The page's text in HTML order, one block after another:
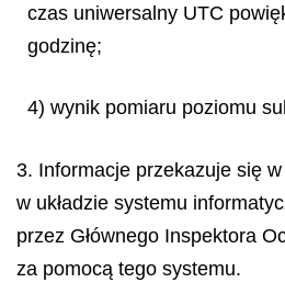
czas uniwersalny UTC
godzinę;
4) wynik pomiaru poziomu
3. Informacje przekazuje się
w układzie systemu
przez Głównego Inspektora
za pomocą tego systemu.